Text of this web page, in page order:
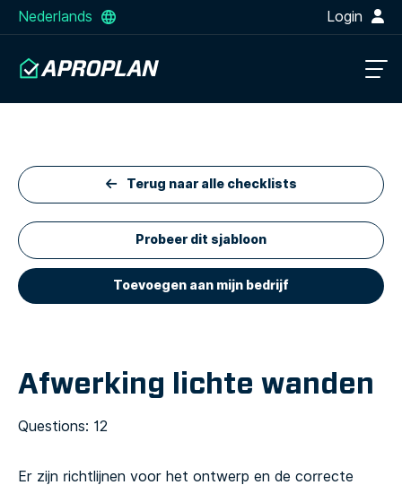
Nederlands Login
Terug naar alle checklists
Probeer dit sjabloon
Toevoegen aan mijn bedrijf
Afwerking lichte wanden
Questions: 12
Er zijn richtlijnen voor het ontwerp en de correcte